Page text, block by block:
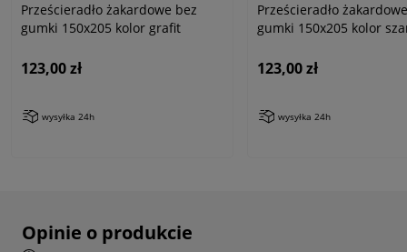
Prześcieradło żakardowe bez
gumki 150x205 kolor grafit
123,00 zł
wysyłka 24h
Prześcieradło
gumki 150x205 kolor
123,00 zł
wysyłka 24h
Opinie o produkcie